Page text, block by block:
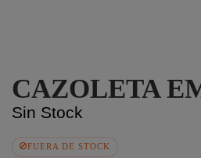
CAZOLETA
Sin Stock
FUERA DE STOCK